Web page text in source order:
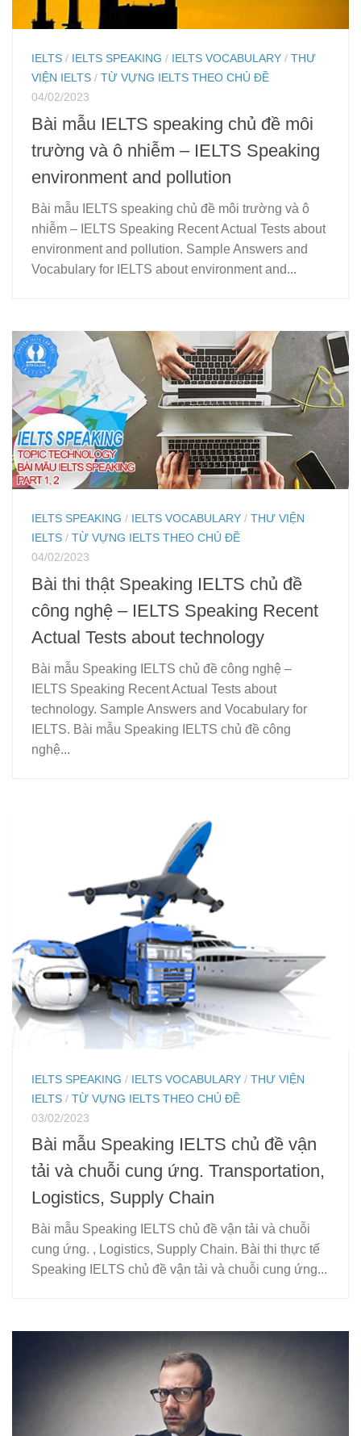
IELTS / IELTS SPEAKING / IELTS VOCABULARY / THƯ
VIỆN IELTS / TỪ VỰNG IELTS THEO CHỦ ĐỀ
04/02/2023
Bài mẫu IELTS speaking chủ đề môi
trường và ô nhiễm – IELTS Speaking
environment and pollution
Bài mẫu IELTS speaking chủ đề môi trường và ô
nhiễm – IELTS Speaking Recent Actual Tests about
environment and pollution. Sample Answers and
Vocabulary for IELTS about environment and...
IELTS SPEAKING / IELTS VOCABULARY / THƯ VIỆN
IELTS / TỪ VỰNG IELTS THEO CHỦ ĐỀ
04/02/2023
Bài thi thật Speaking IELTS chủ đề
công nghệ – IELTS Speaking Recent
Actual Tests about technology
Bài mẫu Speaking IELTS chủ đề công nghệ –
IELTS Speaking Recent Actual Tests about
technology. Sample Answers and Vocabulary for
IELTS. Bài mẫu Speaking IELTS chủ đề công
nghệ...
IELTS SPEAKING / IELTS VOCABULARY / THƯ VIỆN
IELTS / TỪ VỰNG IELTS THEO CHỦ ĐỀ
03/02/2023
Bài mẫu Speaking IELTS chủ đề vận
tải và chuỗi cung ứng. Transportation,
Logistics, Supply Chain
Bài mẫu Speaking IELTS chủ đề vận tải và chuỗi
cung ứng. , Logistics, Supply Chain. Bài thi thực tế
Speaking IELTS chủ đề vận tải và chuỗi cung ứng...